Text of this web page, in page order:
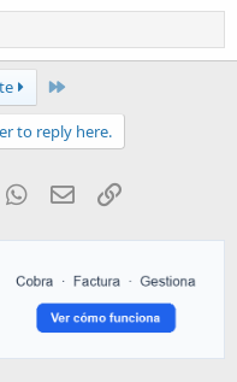
Last
to reply here.
WhatsApp
E-mailEnlace